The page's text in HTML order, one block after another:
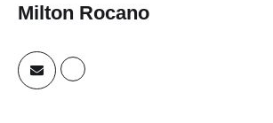
Milton Rocano